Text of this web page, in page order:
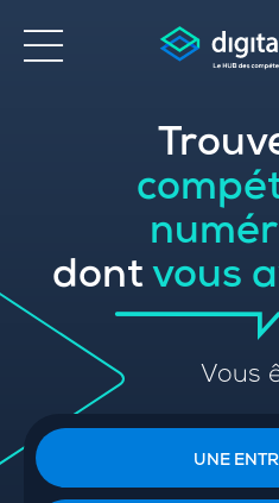
dont vous
Vous
UNE